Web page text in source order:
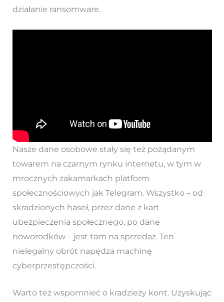
działanie ransomware.
Nasze dane osobowe stały się też pożądanym
towarem na czarnym rynku internetu, w tym w
mrocznych zakamarkach platform
społecznościowych jak Telegram. Wszystko – od
skradzionych haseł, przez dane z kart
ubezpieczenia społecznego, po dane
noworodków – jest tam na sprzedaż. Ten
nielegalny obrót napędza machinę
cyberprzestępczości.
Warto też wspomnieć o kradzieży kont. Uzyskując